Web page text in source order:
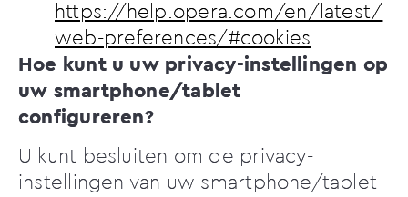
https://help.opera.com/en/latest/
web-preferences/#cookies
Hoe kunt u uw privacy-instellingen op
uw smartphone/tablet
configureren?
U kunt besluiten om de privacy-
instellingen van uw smartphone/tablet